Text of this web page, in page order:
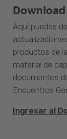
Aquí puedes
productos de
material de
documentos
Encuentros
Ingresar al